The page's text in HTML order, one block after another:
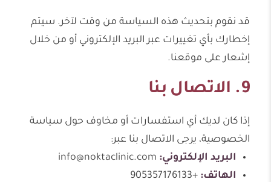
قد نقوم بتحديث هذه السياسة من وقت لآخر. سيتم
إخطارك بأي تغييرات عبر البريد الإلكتروني أو من خلال
إشعار على موقعنا.
9. الاتصال بنا
إذا كان لديك أي استفسارات أو مخاوف حول سياسة
الخصوصية، يرجى الاتصال بنا عبر:
البريد الإلكتروني: info@noktaclinic.com
الهاتف: +905357176133